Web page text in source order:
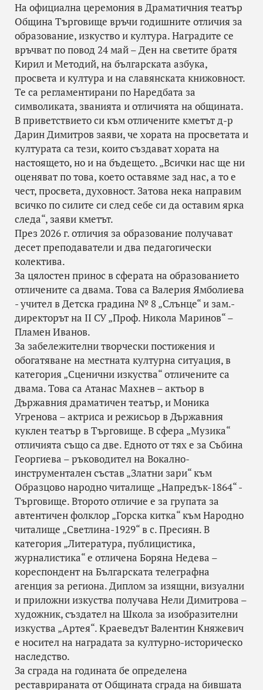
На официална церемония в Драматичния театър
Община Търговище връчи годишните отличия за
образование, изкуство и култура. Наградите се
връчват по повод 24 май – Ден на светите братя
Кирил и Методий, на българската азбука,
просвета и култура и на славянската книжовност.
Те са регламентирани по Наредбата за
символиката, званията и отличията на общината.
В приветствието си към отличените кметът д-р
Дарин Димитров заяви, че хората на просветата и
културата са тези, които създават хората на
настоящето, но и на бъдещето. „Всички нас ще ни
оценяват по това, което оставяме зад нас, а то е
чест, просвета, духовност. Затова нека направим
всичко по силите си след себе си да оставим ярка
следа“, заяви кметът.
През 2026 г. отличия за образование получават
десет преподаватели и два педагогически
колектива.
За цялостен принос в сферата на образованието
отличените са двама. Това са Валерия Ямболиева
- учител в Детска градина № 8 „Слънце“ и зам.-
директорът на II СУ „Проф. Никола Маринов“ –
Пламен Иванов.
За забележителни творчески постижения и
обогатяване на местната културна ситуация, в
категория „Сценични изкуства“ отличените са
двама. Това са Атанас Махнев – актьор в
Държавния драматичен театър, и Моника
Угренова – актриса и режисьор в Държавния
куклен театър в Търговище. В сфера „Музика“
отличията също са две. Едното от тях е за Събина
Георгиева – ръководител на Вокално-
инструментален състав „Златни зари“ към
Образцово народно читалище „Напредък-1864“ -
Търговище. Второто отличие е за групата за
автентичен фолклор „Горска китка“ към Народно
читалище „Светлина-1929“ в с. Пресиян. В
категория „Литература, публицистика,
журналистика“ е отличена Боряна Недева –
кореспондент на Българската телеграфна
агенция за региона. Диплом за изящни, визуални
и приложни изкуства получава Нели Димитрова –
художник, създател на Школа за изобразителни
изкуства „Артея“. Краеведът Валентин Княжевич
е носител на наградата за културно-историческо
наследство.
За сграда на годината бе определена
реставрираната от Общината сграда на бившата